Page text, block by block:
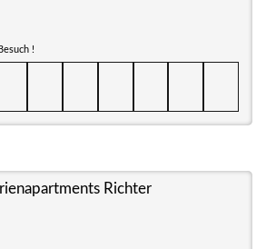
!
Richter